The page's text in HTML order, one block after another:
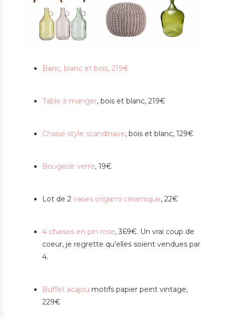
Banc, blanc et bois, 219€
Table à manger, bois et blanc, 219€
Chaise style scandinave, bois et blanc, 129€
Bougeoir verre, 19€
Lot de 2 vases origami céramique, 22€
4 chaises en pin rose, 369€. Un vrai coup de
coeur, je regrette qu’elles soient vendues par
4.
Buffet acajou motifs papier peint vintage,
229€